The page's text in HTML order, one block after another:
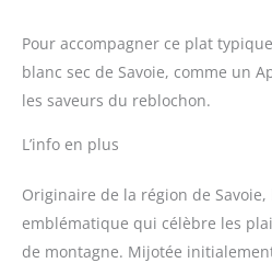
Pour accompagner ce plat
blanc sec de Savoie, comme un
les saveurs du reblochon.
L’info en plus
Originaire de la région de
emblématique qui célèbre les
de montagne. Mijotée